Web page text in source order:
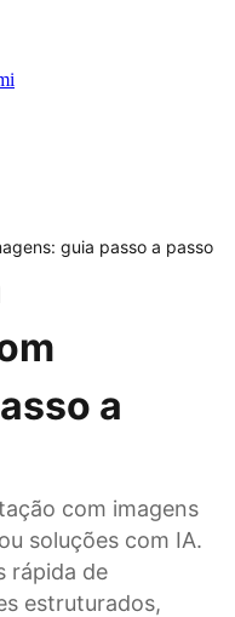
guia passo a passo
a
com imagens
soluções com IA.
rápida de
estruturados,